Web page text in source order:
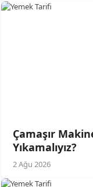
Çamaşır
Yıkamalıyız?
2 Ağu 2026